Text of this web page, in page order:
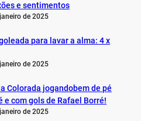
e sentimentos
de 2025
para lavar a alma: 4 x
de 2025
Colorada jogandobem de pé
e com gols de Rafael Borré!
de 2025